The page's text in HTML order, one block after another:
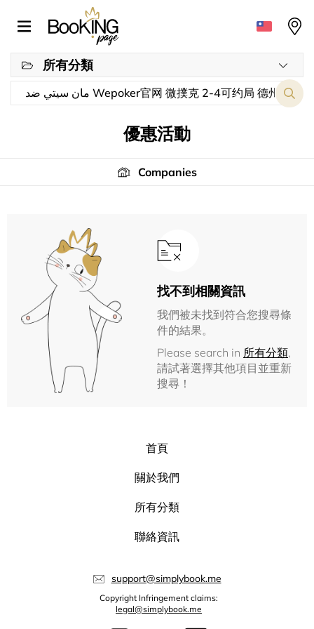
所有分類
優惠活動
Companies
找不到相關資訊
我們被未找到符合您搜尋條
件的結果。
Please search in 所有分類,
請試著選擇其他項目並重新
搜尋！
首頁
關於我們
所有分類
聯絡資訊
support@simplybook.me
Copyright Infringement claims:
legal@simplybook.me